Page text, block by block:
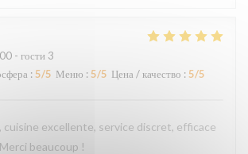
- гости 3
: 5/5 Меню : 5/5 Цена / качество : 5/5
cuisine excellente, service discret, efficace
beaucoup !